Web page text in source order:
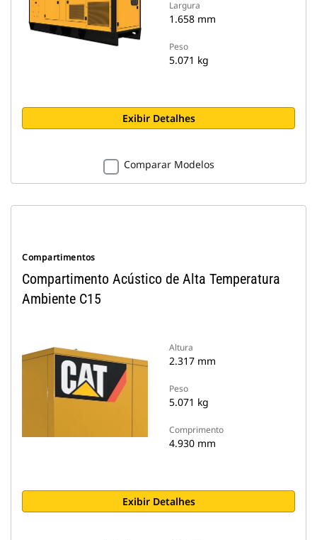
Largura
1.658 mm
Peso
5.071 kg
Exibir Detalhes
Comparar Modelos
Compartimentos
Compartimento Acústico de Alta Temperatura
Ambiente C15
Altura
2.317 mm
Peso
5.071 kg
Comprimento
4.930 mm
Exibir Detalhes